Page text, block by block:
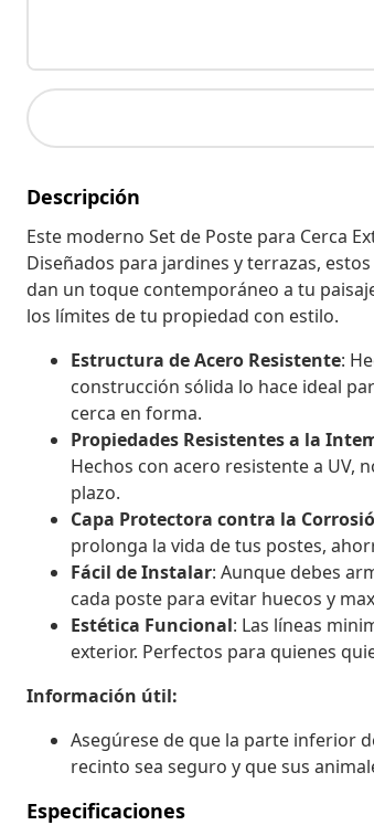
Descripción
Este moderno Set de Poste para Cerca
Diseñados para jardines y terrazas,
dan un toque contemporáneo a tu
los límites de tu propiedad con estilo.
Estructura de Acero Resistente:
construcción sólida lo hace ideal
cerca en forma.
Propiedades Resistentes a la
Hechos con acero resistente a UV,
plazo.
Capa Protectora contra la
prolonga la vida de tus postes,
Fácil de Instalar: Aunque debes
cada poste para evitar huecos y
Estética Funcional: Las líneas
exterior. Perfectos para quienes
Información útil:
Asegúrese de que la parte inferior
recinto sea seguro y que sus
Especificaciones